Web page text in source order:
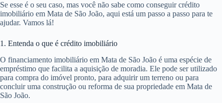
Se esse é o seu caso, mas você não sabe como conseguir crédito
imobiliário em Mata de São João, aqui está um passo a passo para te
ajudar. Vamos lá!
1. Entenda o que é crédito imobiliário
O financiamento imobiliário em Mata de São João é uma espécie de
empréstimo que facilita a aquisição de moradia. Ele pode ser utilizado
para compra do imóvel pronto, para adquirir um terreno ou para
concluir uma construção ou reforma de sua propriedade em Mata de
São João.